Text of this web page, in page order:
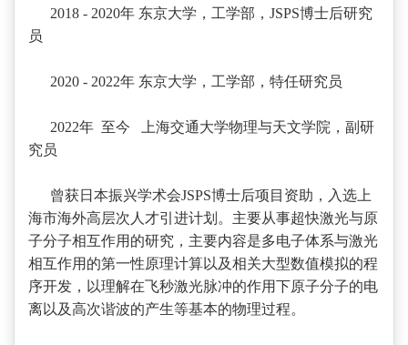
2018 - 2020年 东京大学，工学部，JSPS博士后研究
员
2020 - 2022年 东京大学，工学部，特任研究员
2022年 至今 上海交通大学物理与天文学院，副研
究员
曾获日本振兴学术会JSPS博士后项目资助，入选上
海市海外高层次人才引进计划。主要从事超快激光与原
子分子相互作用的研究， 主要内容是多电子体系与激光
相互作用的第一性原理计算以及相关大型数值模拟的程
序开发，以理解在飞秒激光脉冲的作用下原子分子的电
离以及高次谐波的产生等基本的物理过程。